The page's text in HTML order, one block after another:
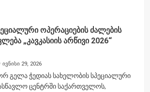
ოპერაციების ძალების
„კავკასიის არწივი 2026“
ივნისი 29, 2026
გელა ჭედიას სახელობის სპეციალური
ცენტრში საქართველოს,